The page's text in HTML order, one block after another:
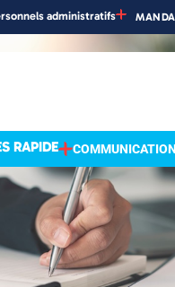
administratifs
RAPIDE